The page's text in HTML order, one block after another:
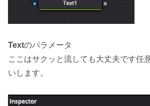
Textのパラメータ
ここはサクッと流しても大丈夫です任
いします。